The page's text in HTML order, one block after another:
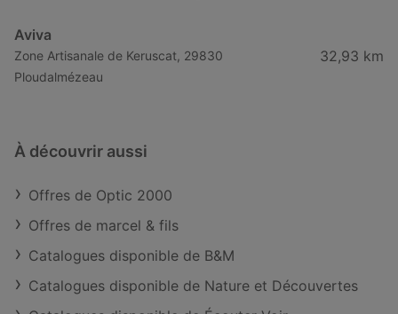
Aviva
Zone Artisanale de Keruscat, 29830
Ploudalmézeau
32,93 km
À découvrir aussi
Offres de Optic 2000
Offres de marcel & fils
Catalogues disponible de B&M
Catalogues disponible de Nature et Découvertes